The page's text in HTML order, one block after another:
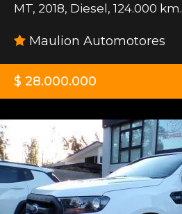
MT, 2018, Diesel, 124.000 km.
Maulion Automotores
$ 28.000.000